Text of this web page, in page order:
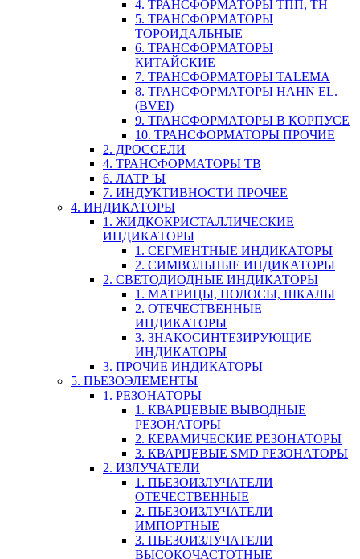
4. ТРАНСФОРМАТОРЫ ТПП, ТН
5. ТРАНСФОРМАТОРЫ
ТОРОИДАЛЬНЫЕ
6. ТРАНСФОРМАТОРЫ
КИТАЙСКИЕ
7. ТРАНСФОРМАТОРЫ TALEMA
8. ТРАНСФОРМАТОРЫ HAHN EL.
(BVEI)
9. ТРАНСФОРМАТОРЫ В КОРПУСЕ
10. ТРАНСФОРМАТОРЫ ПРОЧИЕ
2. ДРОССЕЛИ
4. ТРАНСФОРМАТОРЫ ТВ
6. ЛАТР 'Ы
7. ИНДУКТИВНОСТИ ПРОЧЕЕ
4. ИНДИКАТОРЫ
1. ЖИДКОКРИСТАЛЛИЧЕСКИЕ
ИНДИКАТОРЫ
1. СЕГМЕНТНЫЕ ИНДИКАТОРЫ
2. СИМВОЛЬНЫЕ ИНДИКАТОРЫ
2. СВЕТОДИОДНЫЕ ИНДИКАТОРЫ
1. МАТРИЦЫ, ПОЛОСЫ, ШКАЛЫ
2. ОТЕЧЕСТВЕННЫЕ
ИНДИКАТОРЫ
3. ЗНАКОСИНТЕЗИРУЮЩИЕ
ИНДИКАТОРЫ
3. ПРОЧИЕ ИНДИКАТОРЫ
5. ПЬЕЗОЭЛЕМЕНТЫ
1. РЕЗОНАТОРЫ
1. КВАРЦЕВЫЕ ВЫВОДНЫЕ
РЕЗОНАТОРЫ
2. КЕРАМИЧЕСКИЕ РЕЗОНАТОРЫ
3. КВАРЦЕВЫЕ SMD РЕЗОНАТОРЫ
2. ИЗЛУЧАТЕЛИ
1. ПЬЕЗОИЗЛУЧАТЕЛИ
ОТЕЧЕСТВЕННЫЕ
2. ПЬЕЗОИЗЛУЧАТЕЛИ
ИМПОРТНЫЕ
3. ПЬЕЗОИЗЛУЧАТЕЛИ
ВЫСОКОЧАСТОТНЫЕ